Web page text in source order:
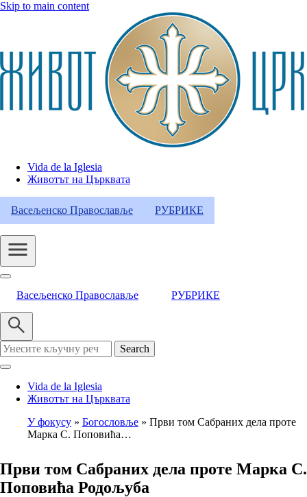
Skip to main content
Header
Category
Menu
Vida de la Iglesia
Животът на Църквата
Васељенско Православље РУБРИКЕ
Васељенско Православље РУБРИКЕ
Search
Vida de la Iglesia
Животът на Църквата
Breadcrumb
У фокусу Богословље
Први том Сабраних дела проте
Марка С. Поповића…
Први том Сабраних дела проте Марка С.
Поповића Родољуба